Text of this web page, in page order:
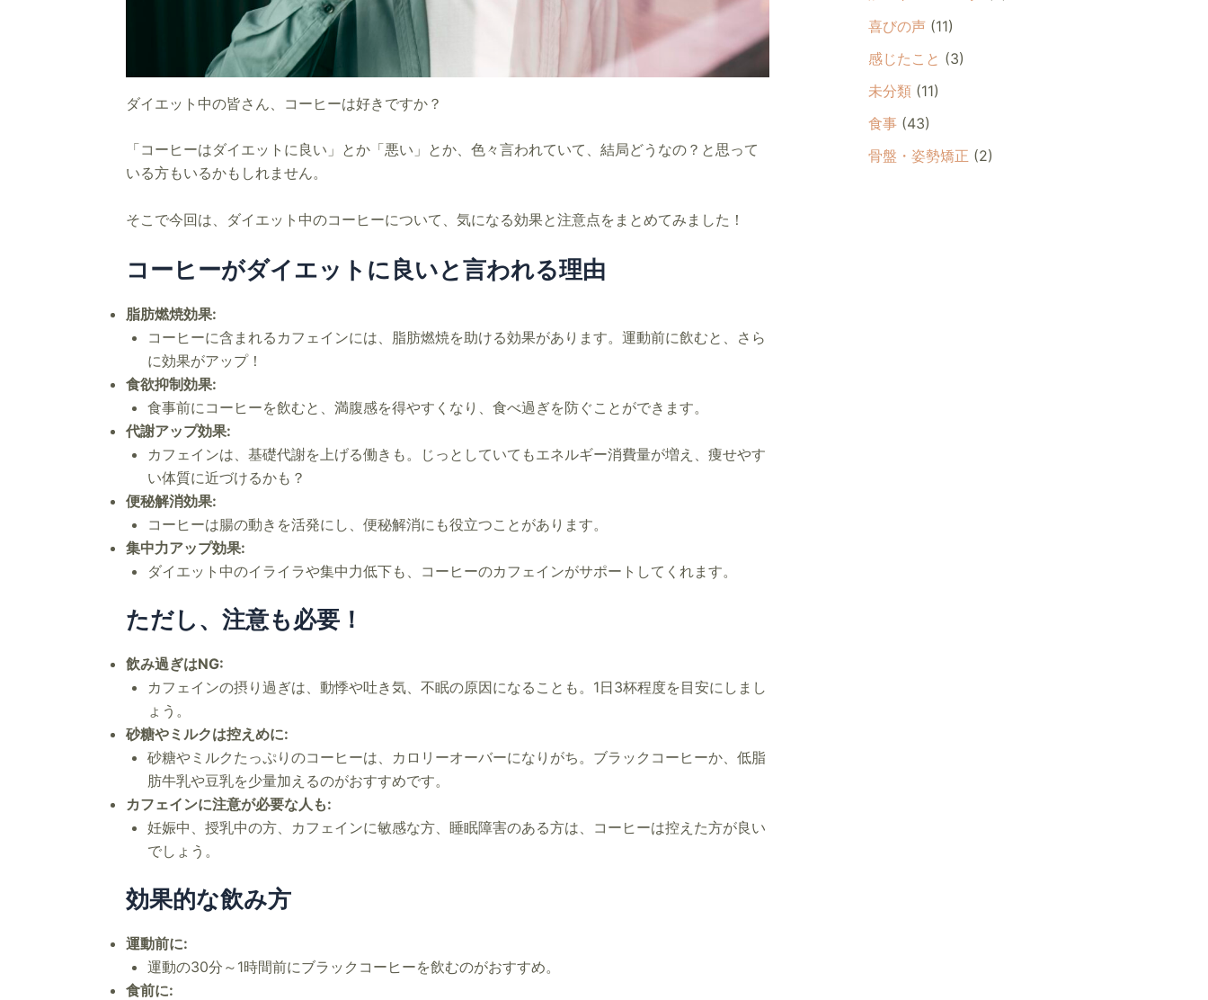
ダイエット中の皆さん、コーヒーは好きですか？
「コーヒーはダイエットに良い」とか「悪い」とか、色々言われていて、結局どうなの？と思って
いる方もいるかもしれません。
そこで今回は、ダイエット中のコーヒーについて、気になる効果と注意点をまとめてみました！
コーヒーがダイエットに良いと言われる理由
脂肪燃焼効果:
コーヒーに含まれるカフェインには、脂肪燃焼を助ける効果があります。運動前に飲むと、さら
に効果がアップ！
食欲抑制効果:
食事前にコーヒーを飲むと、満腹感を得やすくなり、食べ過ぎを防ぐことができます。
代謝アップ効果:
カフェインは、基礎代謝を上げる働きも。じっとしていてもエネルギー消費量が増え、痩せやす
い体質に近づけるかも？
便秘解消効果:
コーヒーは腸の動きを活発にし、便秘解消にも役立つことがあります。
集中力アップ効果:
ダイエット中のイライラや集中力低下も、コーヒーのカフェインがサポートしてくれます。
ただし、注意も必要！
飲み過ぎはNG:
カフェインの摂り過ぎは、動悸や吐き気、不眠の原因になることも。1日3杯程度を目安にしまし
ょう。
砂糖やミルクは控えめに:
砂糖やミルクたっぷりのコーヒーは、カロリーオーバーになりがち。ブラックコーヒーか、低脂
肪牛乳や豆乳を少量加えるのがおすすめです。
カフェインに注意が必要な人も:
妊娠中、授乳中の方、カフェインに敏感な方、睡眠障害のある方は、コーヒーは控えた方が良い
でしょう。
効果的な飲み方
運動前に:
運動の30分～1時間前にブラックコーヒーを飲むのがおすすめ。
食前に:
喜びの声 (11)
感じたこと (3)
未分類 (11)
食事 (43)
骨盤・姿勢矯正 (2)